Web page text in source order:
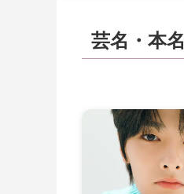
芸名・本名